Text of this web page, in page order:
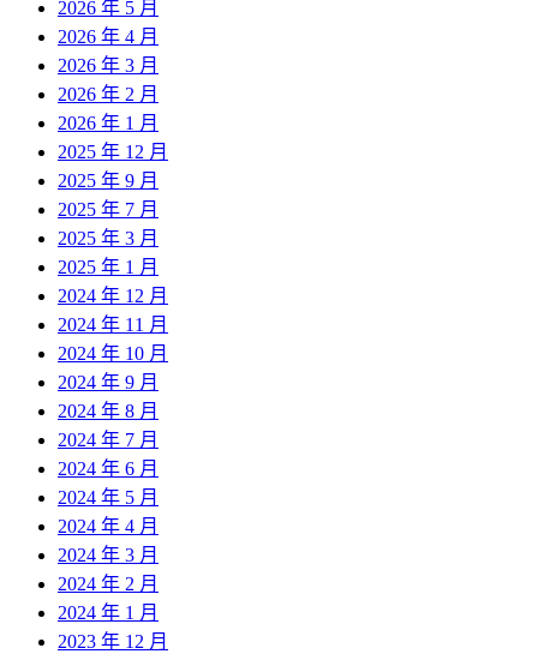
2026 年 5 月
2026 年 4 月
2026 年 3 月
2026 年 2 月
2026 年 1 月
2025 年 12 月
2025 年 9 月
2025 年 7 月
2025 年 3 月
2025 年 1 月
2024 年 12 月
2024 年 11 月
2024 年 10 月
2024 年 9 月
2024 年 8 月
2024 年 7 月
2024 年 6 月
2024 年 5 月
2024 年 4 月
2024 年 3 月
2024 年 2 月
2024 年 1 月
2023 年 12 月